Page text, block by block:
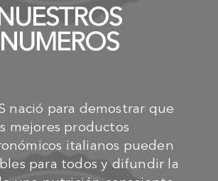
NUMEROS
nació para demostrar que
mejores productos
italianos pueden
para todos y difundir la